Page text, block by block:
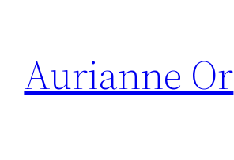
content
Aurianne Or